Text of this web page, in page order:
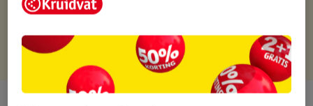
Gratis punten met je Kruidvat kaart